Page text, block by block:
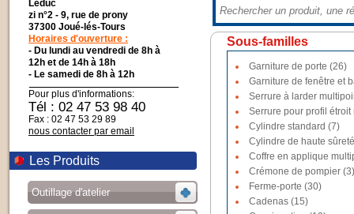
Leduc
zi n°2 - 9, rue de prony
37300 Joué-lés-Tours
Horaires d'ouverture :
- Du lundi au vendredi de 8h à
12h et de 14h à 18h
- Le samedi de 8h à 12h
Pour plus d'informations:
Tél : 02 47 53 98 40
Fax : 02 47 53 29 89
nous contacter par email
Les Produits
Outillage d'atelier
Sous-familles
Garniture de porte (26)
Garniture de fenêtre et
Serrure à larder
Serrure pour profil étroit
Cylindre standard (7)
Cylindre de haute
Coffre en applique
Crémone de pompier (3)
Ferme-porte (30)
Cadenas (15)